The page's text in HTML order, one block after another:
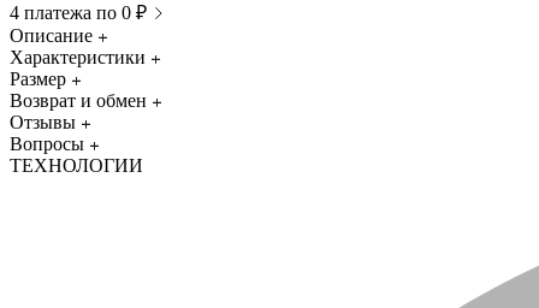
4 платежа по 0 ₽
Описание
Характеристики
Размер
Возврат и обмен
Отзывы
Вопросы
ТЕХНОЛОГИИ